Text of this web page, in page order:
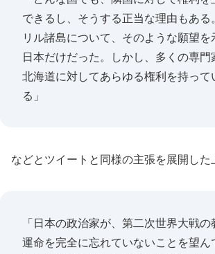
できるし、そうする正当な理由もある
リル諸島について、そのような願望を
日本だけだった。しかし、多くの専
北海道に対してあらゆる権利を持って
る」
などとツイートと同様の主張を展開した
「日本の政治家が、第二次世界大戦
運命を完全に忘れていないことを望ん